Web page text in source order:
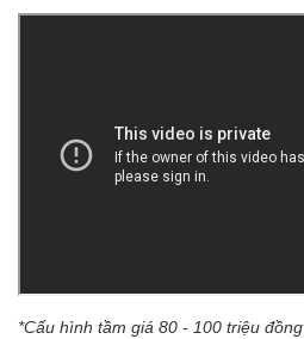
*Cấu hình tầm giá 80 - 100 triệu đồng